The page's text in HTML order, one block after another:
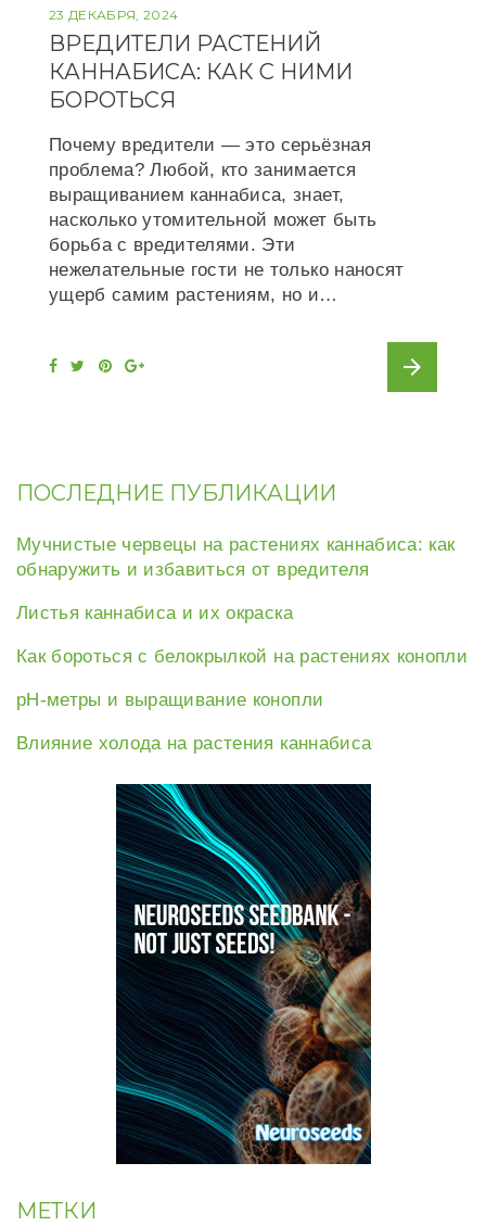
23 ДЕКАБРЯ, 2024
ВРЕДИТЕЛИ РАСТЕНИЙ
КАННАБИСА: КАК С НИМИ
БОРОТЬСЯ
Почему вредители — это серьёзная
проблема? Любой, кто занимается
выращиванием каннабиса, знает,
насколько утомительной может быть
борьба с вредителями. Эти
нежелательные гости не только наносят
ущерб самим растениям, но и…
F
P
t
G
arrow_forward
ПОСЛЕДНИЕ ПУБЛИКАЦИИ
Мучнистые червецы на растениях каннабиса: как
обнаружить и избавиться от вредителя
Листья каннабиса и их окраска
Как бороться с белокрылкой на растениях конопли
рН-метры и выращивание конопли
Влияние холода на растения каннабиса
МЕТКИ